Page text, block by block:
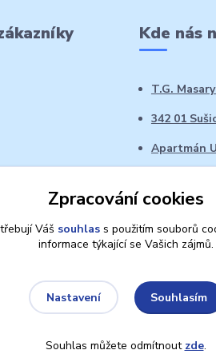
Kde nás
T.G.
342 01
Apartmán
Zpracování cookies
Váš souhlass použitím souborů
informace týkající se Vašich zájmů.
Nastavení Souhlasím
Souhlas můžete odmítnout zde.